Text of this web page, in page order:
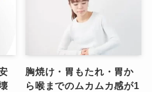
胸焼け・胃もたれ・胃か
ら喉までのムカムカ感が1